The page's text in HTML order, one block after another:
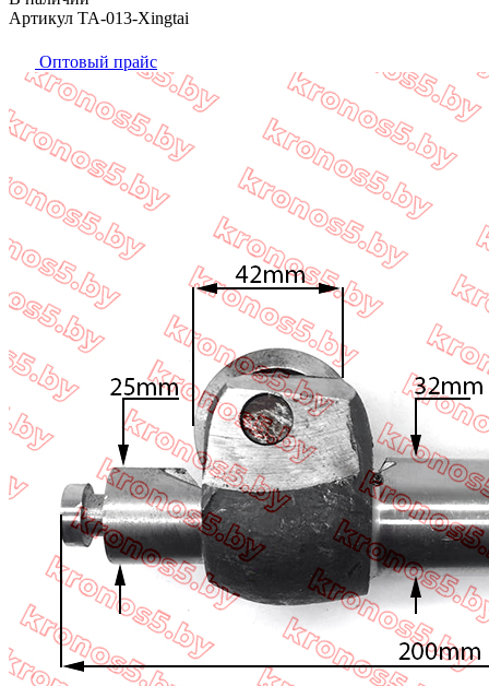
Артикул TA-013-Xingtai
Оптовый прайс